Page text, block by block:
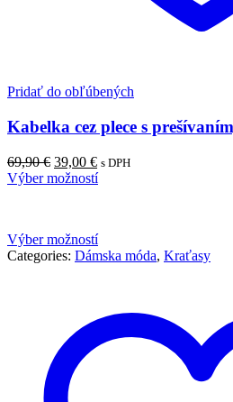
Pridať do obľúbených
Kabelka cez plece s
69,90€ Pôvodná
cena
39,00 €Aktuálna
cena
s DPH
Výber možností
Výber možností
Categories: Dámska móda, Kraťasy